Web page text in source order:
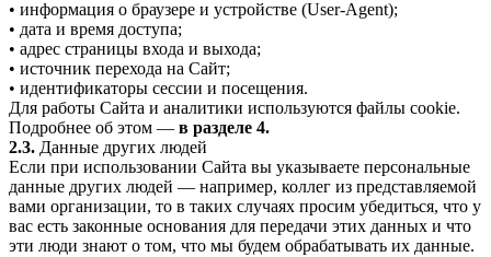
• информация о браузере и устройстве (User-Agent);
• дата и время доступа;
• адрес страницы входа и выхода;
• источник перехода на Сайт;
• идентификаторы сессии и посещения.
Для работы Сайта и аналитики используются файлы cookie.
Подробнее об этом — в разделе 4.
2.3. Данные других людей
Если при использовании Сайта вы указываете персональные
данные других людей — например, коллег из представляемой
вами организации, то в таких случаях просим убедиться, что у
вас есть законные основания для передачи этих данных и что
эти люди знают о том, что мы будем обрабатывать их данные.